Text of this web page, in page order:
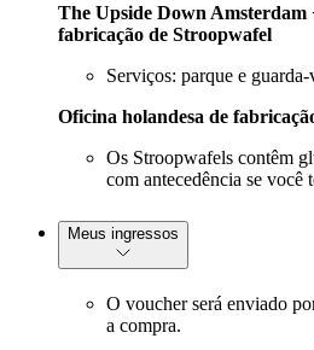
The Upside Down Amsterdam
fabricação de Stroopwafel
Serviços: parque e
Oficina holandesa de
Os Stroopwafels contêm
com antecedência se você
Meus ingressos
O voucher será enviado
a compra.